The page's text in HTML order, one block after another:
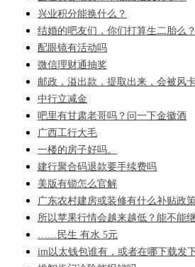
兴业积分能换什么？
结婚的吧友们，你们打算生二胎么？
配眼镜有活动吗
微信理财通抽奖
邮政，溢出款，提取出来，会被风
中行立减金
吧里有甘肃老哥吗？问一下金徽酒
广西工行大毛
一楼的房子好吗。
建行聚合码退款要手续费吗
美版有锁怎么官解
广东农村建房或装修有什么补贴政
所以苹果行情会越来越低？能不能
……民生 有水 5元
im以太钱包谁有，或者在哪下载发